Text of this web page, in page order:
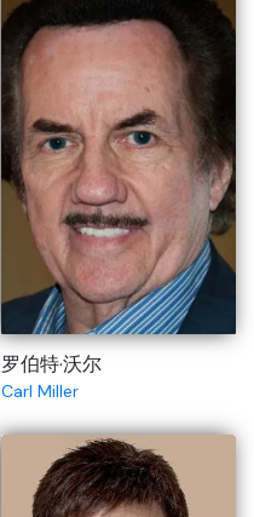
罗伯特·沃尔
Carl Miller